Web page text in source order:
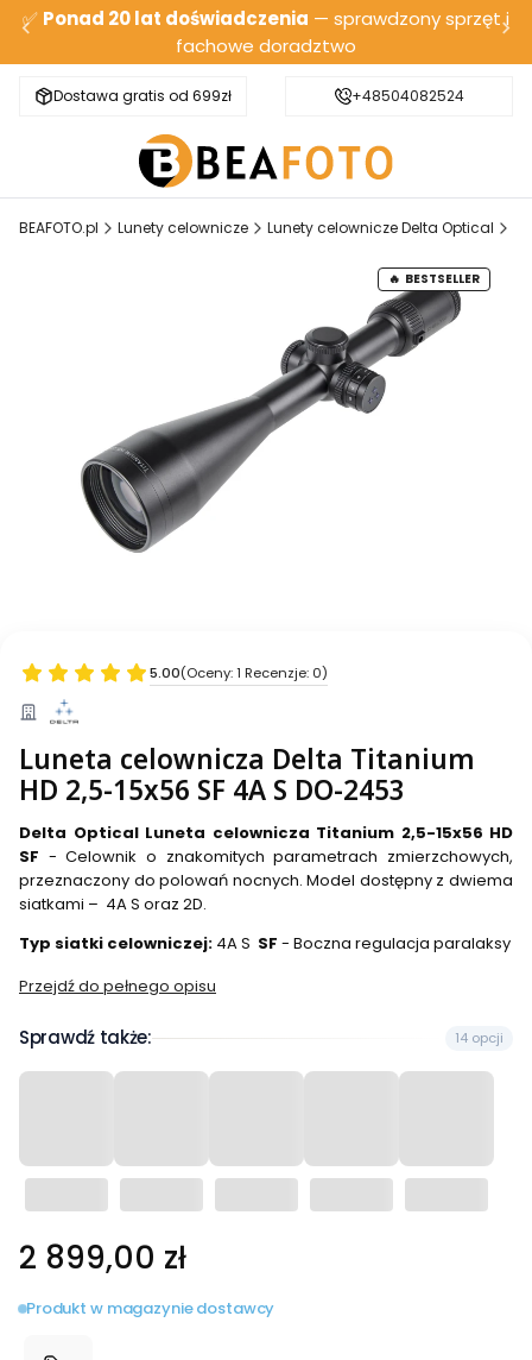
✅ Ponad 20 lat doświadczenia — sprawdzony sprzęt i
fachowe doradztwo
Dostawa gratis od 699zł Bezpieczna wysyłka
+48504082524
BEAFOTO.pl Lunety celownicze Lunety celownicze Delta Optical
BESTSELLER
5.00(Oceny: 1 Recenzje: 0)
Luneta celownicza Delta Titanium
HD 2,5-15x56 SF 4A S DO-2453
Delta Optical Luneta celownicza Titanium 2,5-15x56 HD
SF - Celownik o znakomitych parametrach zmierzchowych,
przeznaczony do polowań nocnych. Model dostępny z dwiema
siatkami – 4A S oraz 2D.
Typ siatki celowniczej: 4A S SF - Boczna regulacja paralaksy
Przejdź do pełnego opisu
Sprawdź także: 14 opcji
Cena
2 899,00 zł
Produkt w magazynie dostawcy